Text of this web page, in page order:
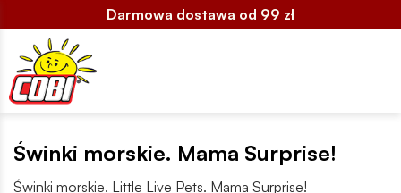
Darmowa dostawa od 99 zł
Świnki morskie. Mama Surprise!
Świnki morskie. Little Live Pets. Mama Surprise!